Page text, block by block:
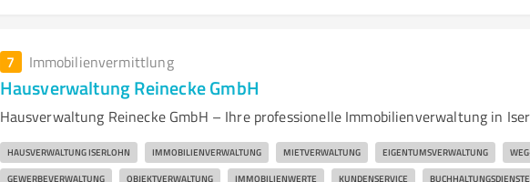
7 Immobilienvermittlung
Hausverwaltung Reinecke GmbH
Hausverwaltung Reinecke GmbH – Ihre professionelle Immobilienverwaltung in
HAUSVERWALTUNG ISERLOHN IMMOBILIENVERWALTUNG MIETVERWALTUNG EIGENTUMSVERWALTUNG
GEWERBEVERWALTUNG OBJEKTVERWALTUNG IMMOBILIENWERTE KUNDENSERVICE BUCHHALTUNGSDIENSTE